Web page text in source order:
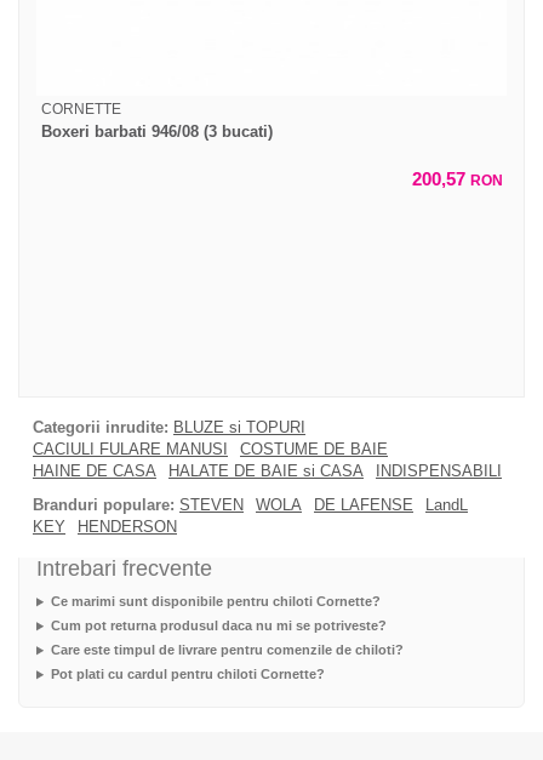
CORNETTE
Boxeri barbati 946/08 (3 bucati)
200,57 RON
Categorii inrudite: BLUZE si TOPURI
CACIULI FULARE MANUSI
COSTUME DE BAIE
HAINE DE CASA
HALATE DE BAIE si CASA
INDISPENSABILI
Branduri populare: STEVEN WOLA DE LAFENSE
LandL
KEY
HENDERSON
Intrebari frecvente
Ce marimi sunt disponibile pentru chiloti Cornette?
Cum pot returna produsul daca nu mi se potriveste?
Care este timpul de livrare pentru comenzile de chiloti?
Pot plati cu cardul pentru chiloti Cornette?